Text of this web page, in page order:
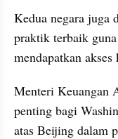
Kedua negara juga
praktik terbaik
mendapatkan
Menteri Keuangan
penting bagi
atas Beijing dalam